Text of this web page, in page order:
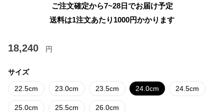
ご注文確定から7~28日でお届け予定
送料は1注文あたり 1000円かかります
18,240 円
サイズ
22.5cm 23.0cm 23.5cm 24.0cm 24.5cm
25.0cm 25.5cm 26.0cm